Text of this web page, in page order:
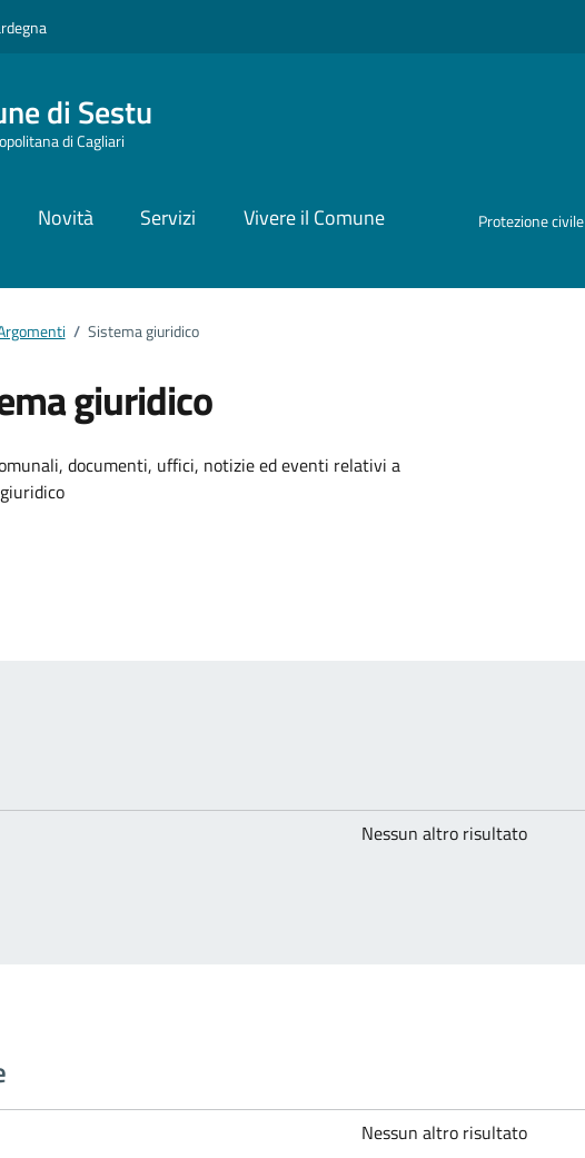
di Sestu
di Cagliari
Novità Servizi Vivere il Comune Protezione civile
/ Sistema giuridico
giuridico
dell'argomento
documenti, uffici, notizie ed eventi relativi a
Nessun altro risultato
Nessun altro risultato